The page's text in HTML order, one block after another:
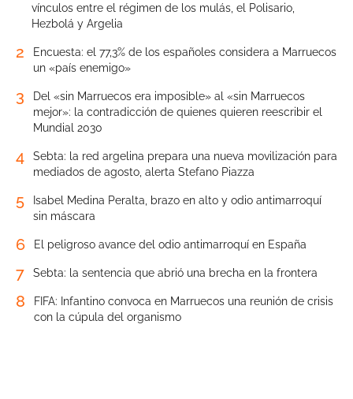
vínculos entre el régimen de los mulás, el Polisario,
Hezbolá y Argelia
2
Encuesta: el 77,3% de los españoles considera a Marruecos
un «país enemigo»
3
Del «sin Marruecos era imposible» al «sin Marruecos
mejor»: la contradicción de quienes quieren reescribir el
Mundial 2030
4
Sebta: la red argelina prepara una nueva movilización para
mediados de agosto, alerta Stefano Piazza
5
Isabel Medina Peralta, brazo en alto y odio antimarroquí
sin máscara
6 El peligroso avance del odio antimarroquí en España
7 Sebta: la sentencia que abrió una brecha en la frontera
8
FIFA: Infantino convoca en Marruecos una reunión de crisis
con la cúpula del organismo